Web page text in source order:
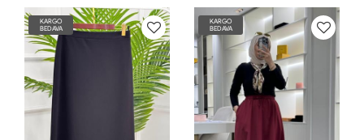
KARGO
BEDAVA
KARGO
BEDAVA